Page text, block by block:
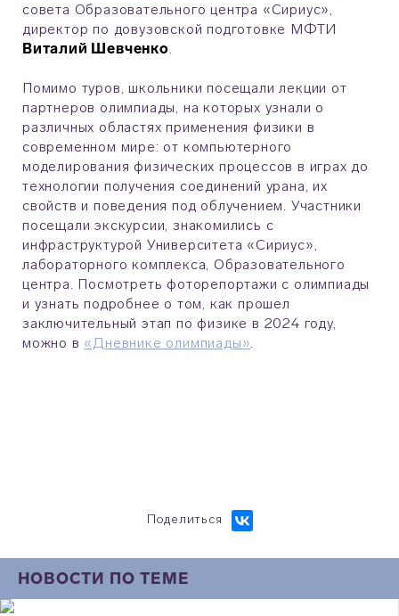
совета Образовательного центра «Сириус»,
директор по довузовской подготовке МФТИ
Виталий Шевченко.
Помимо туров, школьники посещали лекции от
партнеров олимпиады, на которых узнали о
различных областях применения физики в
современном мире: от компьютерного
моделирования физических процессов в играх до
технологии получения соединений урана, их
свойств и поведения под облучением. Участники
посещали экскурсии, знакомились с
инфраструктурой Университета «Сириус»,
лабораторного комплекса, Образовательного
центра. Посмотреть фоторепортажи с олимпиады
и узнать подробнее о том, как прошел
заключительный этап по физике в 2024 году,
можно в «Дневнике олимпиады».
Поделиться
НОВОСТИ ПО ТЕМЕ